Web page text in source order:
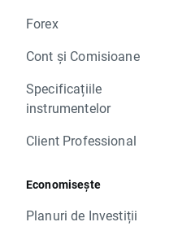
Forex
Cont și Comisioane
Specificațiile
instrumentelor
Client Professional
Economisește
Planuri de Investiții